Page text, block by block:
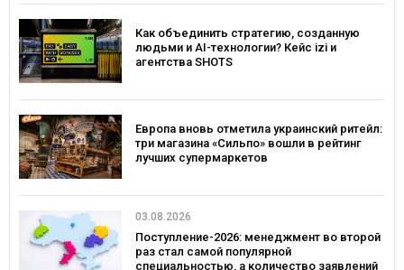
Как объединить стратегию, созданную
людьми и AI-технологии? Кейс izi и
агентства SHOTS
Европа вновь отметила украинский ритейл:
три магазина «Сильпо» вошли в рейтинг
лучших супермаркетов
03.08.2026
Поступление-2026: менеджмент во второй
раз стал самой популярной
специальностью, а количество заявлений